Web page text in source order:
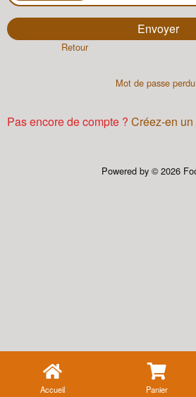
Retour
Mot de passe
Pas encore de compte ? Créez-en un
Accueil Panier
Powered by © 2026